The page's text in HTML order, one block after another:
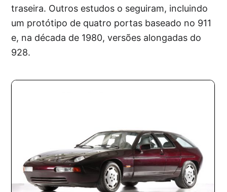
traseira. Outros estudos o seguiram, incluindo
um protótipo de quatro portas baseado no 911
e, na década de 1980, versões alongadas do
928.